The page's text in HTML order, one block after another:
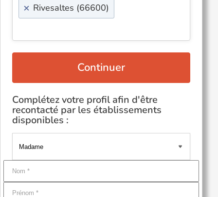
× Rivesaltes (66600)
Continuer
Complétez votre profil afin d'être
recontacté par les établissements
disponibles :